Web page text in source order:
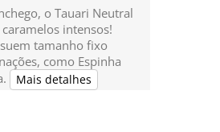
o Tauari Neutral
intensos!
tamanho fixo
como Espinha
Mais detalhes